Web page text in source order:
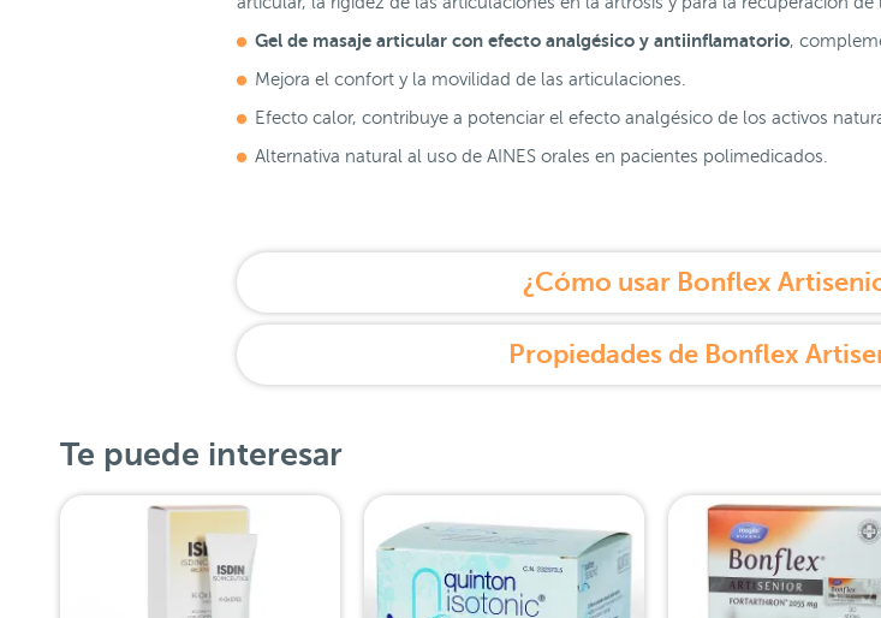
Gel de masaje articular con efecto analgésico y antiinflamatorio,
Mejora el confort y la movilidad de las articulaciones.
Efecto calor, contribuye a potenciar el efecto analgésico de los activos
Alternativa natural al uso de AINES orales en pacientes polimedicados.
¿Cómo usar Bonflex
Propiedades de Bonflex
Te puede interesar